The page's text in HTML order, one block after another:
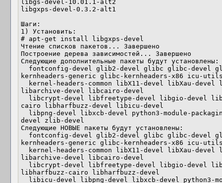
libgs-devel-10.01.1-alt2
libgxps-devel-0.3.2-alt1
Шаги:
1) Установить:
# apt-get install libgxps-devel
Чтение списков пакетов... Завершено
Построение дерева зависимостей... Завершено
Следующие дополнительные пакеты будут установлены:
kernheaders-generic glibc-kernheaders-x86 icu-
libarchive-devel libcairo-devel
cairo libharfbuzz-devel libicu-devel
devel zlib-devel
Следующие НОВЫЕ пакеты будут установлены:
kernheaders-generic glibc-kernheaders-x86 icu-
libarchive-devel libcairo-devel
libharfbuzz-cairo libharfbuzz-devel